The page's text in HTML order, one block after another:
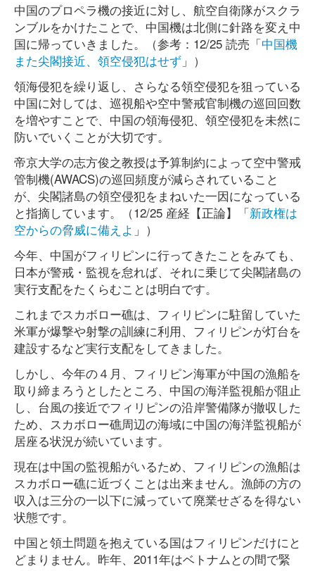
中国のプロペラ機の接近に対し、航空自衛隊がスクラ
ンブルをかけたことで、中国機は北側に針路を変え中
国に帰っていきました。（参考：12/25 読売「中国機
また尖閣接近、領空侵犯はせず 」）
領海侵犯を繰り返し、さらなる領空侵犯を狙っている
中国に対しては、巡視船や空中警戒官制機の巡回回数
を増やすことで、中国の領海侵犯、領空侵犯を未然に
防いでいくことが大切です。
帝京大学の志方俊之教授は予算制約によって空中警戒
管制機(AWACS)の巡回頻度が減らされていること
が、尖閣諸島の領空侵犯をまねいた一因になっている
と指摘しています。（12/25 産経【正論】「新政権は
空からの脅威に備えよ 」）
今年、中国がフィリピンに行ってきたことをみても、
日本が警戒・監視を怠れば、それに乗じて尖閣諸島の
実行支配をたくらむことは明白です。
これまでスカボロー礁は、フィリピンに駐留していた
米軍が爆撃や射撃の訓練に利用、フィリピンが灯台を
建設するなど実行支配をしてきました。
しかし、今年の４月、フィリピン海軍が中国の漁船を
取り締まろうとしたところ、中国の海洋監視船が阻止
し、台風の接近でフィリピンの沿岸警備隊が撤収した
ため、スカボロー礁周辺の海域に中国の海洋監視船が
居座る状況が続いています。
現在は中国の監視船がいるため、フィリピンの漁船は
スカボロー礁に近づくことは出来ません。漁師の方の
収入は三分の一以下に減っていて廃業せざるを得ない
状態です。
中国と領土問題を抱えている国はフィリピンだけにと
どまりません。昨年、2011年はベトナムとの間で緊